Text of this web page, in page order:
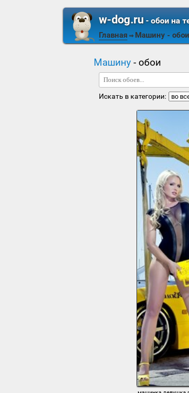
w-dog.ru- обои на
Главная ⇒ Машину - обои
Машину- обои
Искать в категории: